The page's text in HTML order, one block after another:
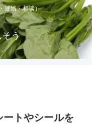
連絡・相談）
そう
トやシールを